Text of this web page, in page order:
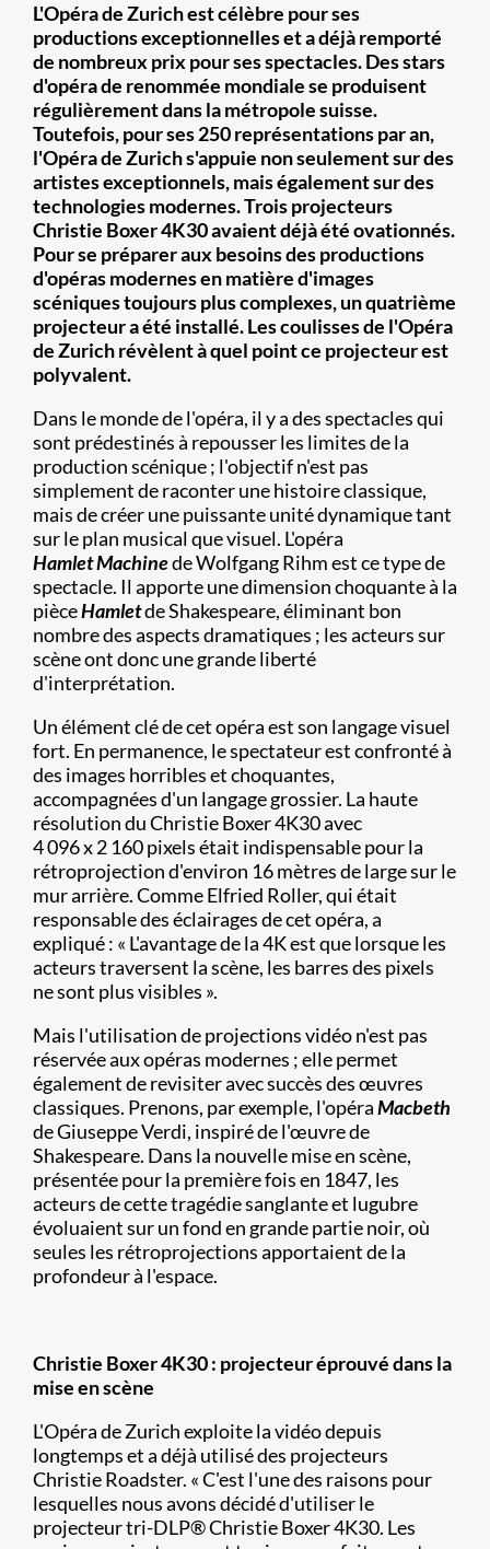
L'Opéra de Zurich est célèbre pour ses
productions exceptionnelles et a déjà remporté
de nombreux prix pour ses spectacles. Des stars
d'opéra de renommée mondiale se produisent
régulièrement dans la métropole suisse.
Toutefois, pour ses 250 représentations par an,
l'Opéra de Zurich s'appuie non seulement sur des
artistes exceptionnels, mais également sur des
technologies modernes. Trois projecteurs
Christie Boxer 4K30 avaient déjà été ovationnés.
Pour se préparer aux besoins des productions
d'opéras modernes en matière d'images
scéniques toujours plus complexes, un quatrième
projecteur a été installé. Les coulisses de l'Opéra
de Zurich révèlent à quel point ce projecteur est
polyvalent.
Dans le monde de l'opéra, il y a des spectacles qui
sont prédestinés à repousser les limites de la
production scénique ; l'objectif n'est pas
simplement de raconter une histoire classique,
mais de créer une puissante unité dynamique tant
sur le plan musical que visuel. L'opéra
Hamlet Machinede Wolfgang Rihm est ce type de
spectacle. Il apporte une dimension choquante à la
pièceHamletde Shakespeare, éliminant bon
nombre des aspects dramatiques ; les acteurs sur
scène ont donc une grande liberté
d'interprétation.
Un élément clé de cet opéra est son langage visuel
fort. En permanence, le spectateur est confronté à
des images horribles et choquantes,
accompagnées d'un langage grossier. La haute
résolution du Christie Boxer 4K30 avec
4 096 x 2 160 pixels était indispensable pour la
rétroprojection d'environ 16 mètres de large sur le
mur arrière. Comme Elfried Roller, qui était
responsable des éclairages de cet opéra, a
expliqué : « L'avantage de la 4K est que lorsque les
acteurs traversent la scène, les barres des pixels
ne sont plus visibles ».
Mais l'utilisation de projections vidéo n'est pas
réservée aux opéras modernes ; elle permet
également de revisiter avec succès des œuvres
classiques. Prenons, par exemple, l'opéraMacbeth
de Giuseppe Verdi, inspiré de l'œuvre de
Shakespeare. Dans la nouvelle mise en scène,
présentée pour la première fois en 1847, les
acteurs de cette tragédie sanglante et lugubre
évoluaient sur un fond en grande partie noir, où
seules les rétroprojections apportaient de la
profondeur à l'espace.
Christie Boxer 4K30 : projecteur éprouvé dans la
mise en scène
L'Opéra de Zurich exploite la vidéo depuis
longtemps et a déjà utilisé des projecteurs
Christie Roadster. « C'est l'une des raisons pour
lesquelles nous avons décidé d'utiliser le
projecteur tri-DLP® Christie Boxer 4K30. Les